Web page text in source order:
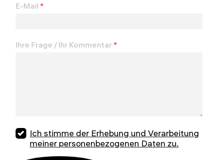
E-Mail *
Ihre Frage / Ihr Kommentar*
Ich stimme der Erhebung und Verarbeitung
meiner personenbezogenen Daten zu.